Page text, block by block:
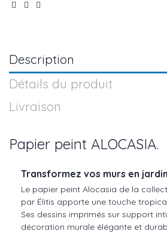
Description
Détails du produit
Livraison
Papier peint ALOCASIA.
Transformez vos murs en
Le papier peint Alocasia de la
par Élitis apporte une touche
Ses dessins imprimés sur support
décoration murale élégante et